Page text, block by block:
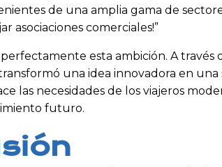
de una amplia gama de
asociaciones comerciales!”
esta ambición. A través
una idea innovadora en
las necesidades de los viajeros
futuro.